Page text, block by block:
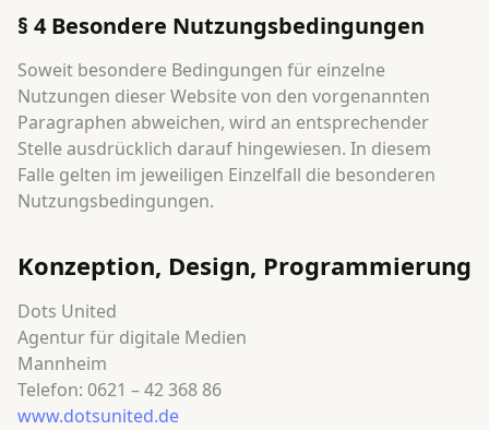
§ 4 Besondere Nutzungsbedingungen
Soweit besondere Bedingungen für einzelne
Nutzungen dieser Website von den vorgenannten
Paragraphen abweichen, wird an entsprechender
Stelle ausdrücklich darauf hingewiesen. In diesem
Falle gelten im jeweiligen Einzelfall die besonderen
Nutzungsbedingungen.
Konzeption, Design, Programmierung
Dots United
Agentur für digitale Medien
Mannheim
Telefon: 0621 – 42 368 86
www.dotsunited.de